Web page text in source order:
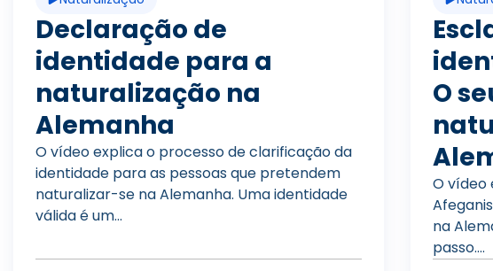
í
d
e
r
o
d
Declaração de
identidade para a
naturalização na
Alemanha
O vídeo explica o processo de clarificação da
identidade para as pessoas que pretendem
naturalizar-se na Alemanha. Uma identidade
válida é um...
O
O vídeo
na
passo....